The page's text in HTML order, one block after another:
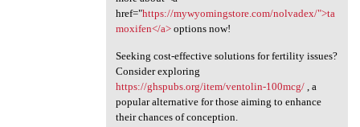
href="https://mywyomingstore.com/nolvadex/">ta
moxifen</a>options now!
Seeking cost-effective solutions for fertility issues?
Consider exploring
https://ghspubs.org/item/ventolin-100mcg/, a
popular alternative for those aiming to enhance
their chances of conception.